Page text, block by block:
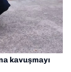
kavuşmayı